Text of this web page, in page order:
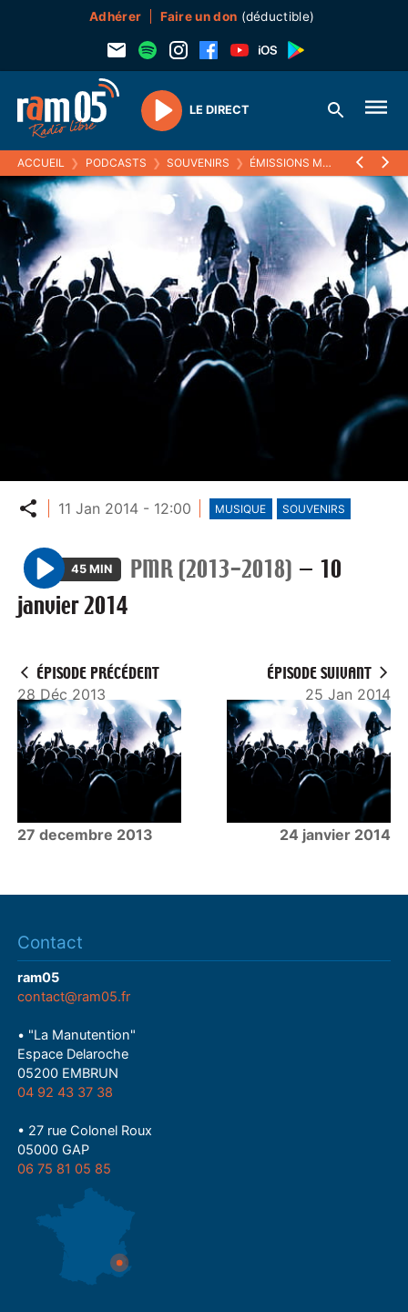
Adhérer Faire un don (déductible)
Play
LE DIRECT
ACCUEIL ❯ PODCASTS ❯ SOUVENIRS ❯ ÉMISSIONS MUSICALES (SOUVENIRS)
Partager
11 Jan 2014 - 12:00 MUSIQUE SOUVENIRS
P
l
45 MIN PMR (2013-2018) — 10
janvier 2014
ÉPISODE PRÉCÉDENT
28 Déc 2013
27 decembre 2013
ÉPISODE SUIVANT
25 Jan 2014
24 janvier 2014
Contact
ram05
contact@ram05.fr
• "La Manutention"
Espace Delaroche
05200 EMBRUN
04 92 43 37 38
• 27 rue Colonel Roux
05000 GAP
06 75 81 05 85